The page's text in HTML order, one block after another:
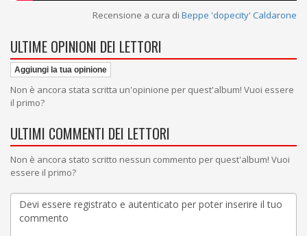
Recensione a cura di Beppe 'dopecity' Caldarone
ULTIME OPINIONI DEI LETTORI
Aggiungi la tua opinione
Non è ancora stata scritta un'opinione per quest'album! Vuoi essere
il primo?
ULTIMI COMMENTI DEI LETTORI
Non è ancora stato scritto nessun commento per quest'album! Vuoi
essere il primo?